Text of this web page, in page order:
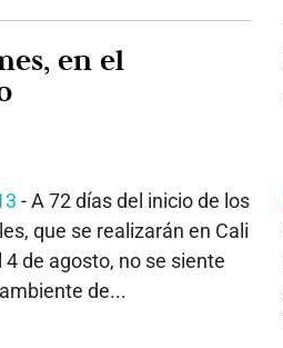
el
- A 72 días del inicio de los
que se realizarán en Cali
4 de agosto, no se siente
de...